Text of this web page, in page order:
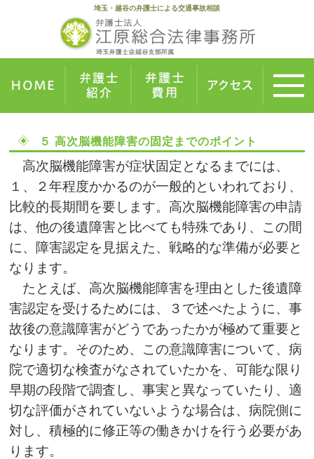
埼玉・越谷の弁護士による交通事故相談
５ 高次脳機能障害の固定までのポイント
高次脳機能障害が症状固定となるまでには、
１、２年程度かかるのが一般的といわれており、
比較的長期間を要します。高次脳機能障害の申請
は、他の後遺障害と比べても特殊であり、この間
に、障害認定を見据えた、戦略的な準備が必要と
なります。
たとえば、高次脳機能障害を理由とした後遺障
害認定を受けるためには、３で述べたように、事
故後の意識障害がどうであったかが極めて重要と
なります。そのため、この意識障害について、病
院で適切な検査がなされていたかを、可能な限り
早期の段階で調査し、事実と異なっていたり、適
切な評価がされていないような場合は、病院側に
対し、積極的に修正等の働きかけを行う必要があ
ります。